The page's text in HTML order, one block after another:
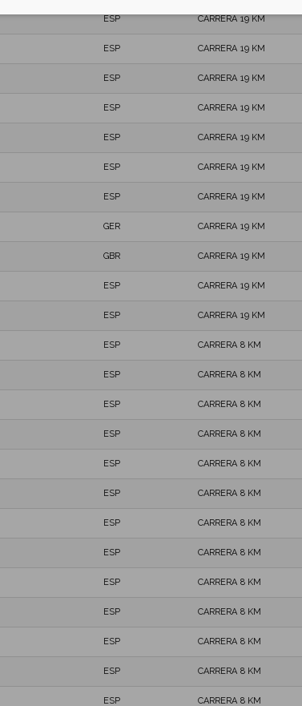
ESP CARRERA 19 KM
ESP CARRERA 19 KM
ESP CARRERA 19 KM
ESP CARRERA 19 KM
ESP CARRERA 19 KM
ESP CARRERA 19 KM
ESP CARRERA 19 KM
GER CARRERA 19 KM
GBR CARRERA 19 KM
ESP CARRERA 19 KM
ESP CARRERA 19 KM
ESP CARRERA 8 KM
ESP CARRERA 8 KM
ESP CARRERA 8 KM
ESP CARRERA 8 KM
ESP CARRERA 8 KM
ESP CARRERA 8 KM
ESP CARRERA 8 KM
ESP CARRERA 8 KM
ESP CARRERA 8 KM
ESP CARRERA 8 KM
ESP CARRERA 8 KM
ESP CARRERA 8 KM
ESP CARRERA 8 KM